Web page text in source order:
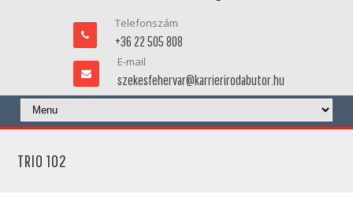
Telefonszám
+36 22 505 808
E-mail
szekesfehervar@karrierirodabutor.hu
TRIO 102